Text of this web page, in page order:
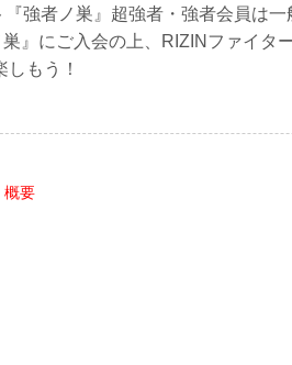
強者ノ巣』超強者・強者会員は
』にご入会の上、RIZINファイタ
もう！
概要